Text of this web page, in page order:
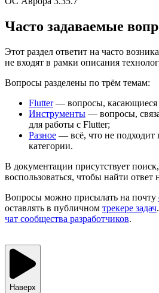
Часто задаваемые
Этот раздел ответит на часто
не входят в рамки описания
Вопросы разделены по трём темам:
Flutter— вопросы, касающиеся
Инструменты — вопросы,
для работы с Flutter;
Разное — всё, что не подходит
категории.
В документации присутствует
воспользоваться, чтобы найти
Вопросы можно присылать на почту
оставлять в публичном трекере задач
чат сообщества разработчиков.
Наверх